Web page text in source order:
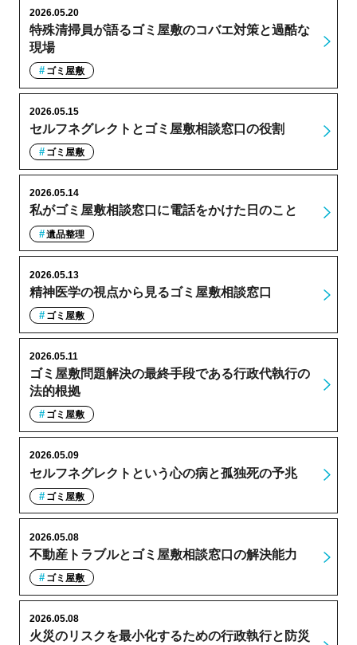
特殊清掃員が語るゴミ屋敷のコバエ対策と過酷な
現場
2026.05.20
ゴミ屋敷
セルフネグレクトとゴミ屋敷相談窓口の役割
2026.05.15
ゴミ屋敷
私がゴミ屋敷相談窓口に電話をかけた日のこと
2026.05.14
遺品整理
精神医学の視点から見るゴミ屋敷相談窓口
2026.05.13
ゴミ屋敷
ゴミ屋敷問題解決の最終手段である行政代執行の
法的根拠
2026.05.11
ゴミ屋敷
セルフネグレクトという心の病と孤独死の予兆
2026.05.09
ゴミ屋敷
不動産トラブルとゴミ屋敷相談窓口の解決能力
2026.05.08
ゴミ屋敷
火災のリスクを最小化するための行政執行と防災
2026.05.08